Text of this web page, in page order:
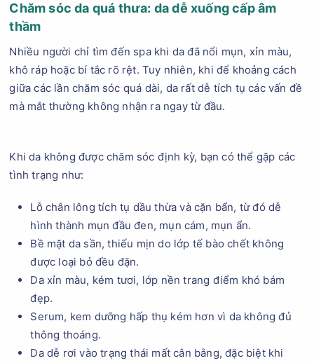
Chăm sóc da quá thưa: da dễ xuống cấp âm
thầm
Nhiều người chỉ tìm đến spa khi da đã nổi mụn, xỉn màu,
khô ráp hoặc bí tắc rõ rệt. Tuy nhiên, khi để khoảng cách
giữa các lần chăm sóc quá dài, da rất dễ tích tụ các vấn đề
mà mắt thường không nhận ra ngay từ đầu.
Khi da không được chăm sóc định kỳ, bạn có thể gặp các
tình trạng như:
Lỗ chân lông tích tụ dầu thừa và cặn bẩn, từ đó dễ
hình thành mụn đầu đen, mụn cám, mụn ẩn.
Bề mặt da sần, thiếu mịn do lớp tế bào chết không
được loại bỏ đều đặn.
Da xỉn màu, kém tươi, lớp nền trang điểm khó bám
đẹp.
Serum, kem dưỡng hấp thụ kém hơn vì da không đủ
thông thoáng.
Da dễ rơi vào trạng thái mất cân bằng, đặc biệt khi